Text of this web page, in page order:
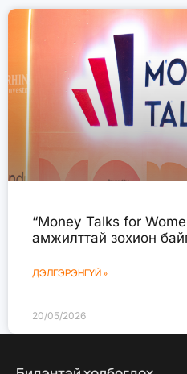
“Money Talks for
амжилттай зохион
ДЭЛГЭРЭНГҮЙ »
20/05/2026